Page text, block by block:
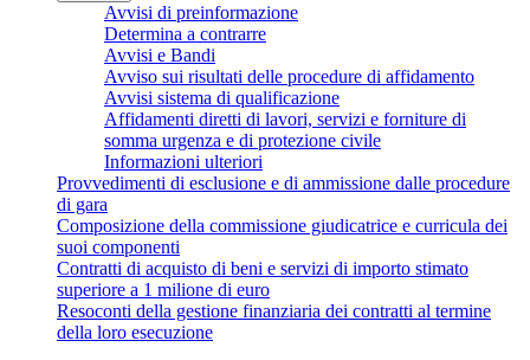
Avvisi di preinformazione
Determina a contrarre
Avvisi e Bandi
Avviso sui risultati delle procedure di affidamento
Avvisi sistema di qualificazione
Affidamenti diretti di lavori, servizi e forniture di
somma urgenza e di protezione civile
Informazioni ulteriori
Provvedimenti di esclusione e di ammissione dalle procedure
di gara
Composizione della commissione giudicatrice e curricula dei
suoi componenti
Contratti di acquisto di beni e servizi di importo stimato
superiore a 1 milione di euro
Resoconti della gestione finanziaria dei contratti al termine
della loro esecuzione